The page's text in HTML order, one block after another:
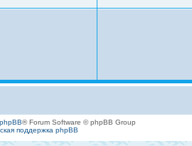
phpBB® Forum Software © phpBB Group
поддержка phpBB